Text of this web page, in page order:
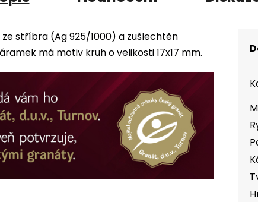
stříbra (Ag 925/1000) a zušlechtěn
má motiv kruh o velikosti 17x17 mm.